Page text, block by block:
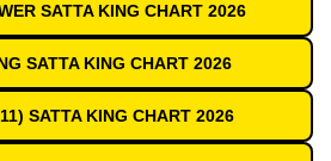
SATTA KING CHART 2026
SATTA KING CHART 2026
SATTA KING CHART 2026